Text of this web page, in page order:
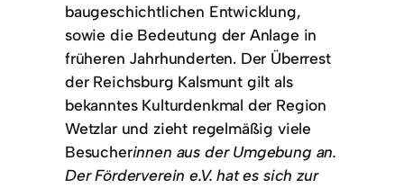
baugeschichtlichen Entwicklung,
sowie die Bedeutung der Anlage in
früheren Jahrhunderten. Der Überrest
der Reichsburg Kalsmunt gilt als
bekanntes Kulturdenkmal der Region
Wetzlar und zieht regelmäßig viele
Besucherinnen aus der Umgebung an.
Der Förderverein e.V. hat es sich zur